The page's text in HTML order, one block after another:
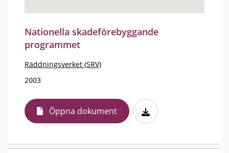
Nationella skadeförebyggande
programmet
Räddningsverket (SRV)
2003
Öppna dokument